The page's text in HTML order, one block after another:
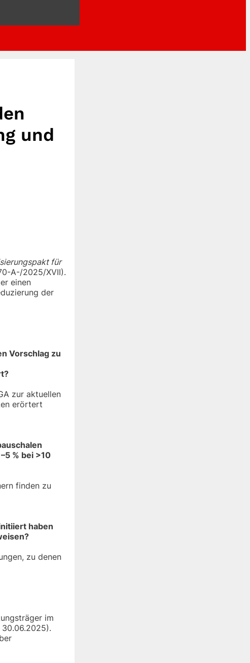
und
für
A-/2025/XVII).
einen
der
Vorschlag zu
zur aktuellen
erörtert
% bei >10
finden zu
haben
zu denen
im
30.06.2025).